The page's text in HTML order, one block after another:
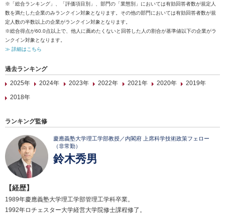
※「総合ランキング」、「評価項目別」、部門の「業態別」においては有効回答者数が規定人
数を満たした企業のみランクイン対象となります。その他の部門においては有効回答者数が規
定人数の半数以上の企業がランクイン対象となります。
※総合得点が60.0点以上で、他人に薦めたくないと回答した人の割合が基準値以下の企業がラ
ンクイン対象となります。
≫ 詳細はこちら
過去ランキング
2025年
2024年 2023年 2022年 2021年 2020年
2019年
2018年
ランキング監修
慶應義塾大学理工学部教授／内閣府 上席科学技術政策フェロー
（非常勤）
鈴木秀男
【経歴】
1989年慶應義塾大学理工学部管理工学科卒業。
1992年ロチェスター大学経営大学院修士課程修了。